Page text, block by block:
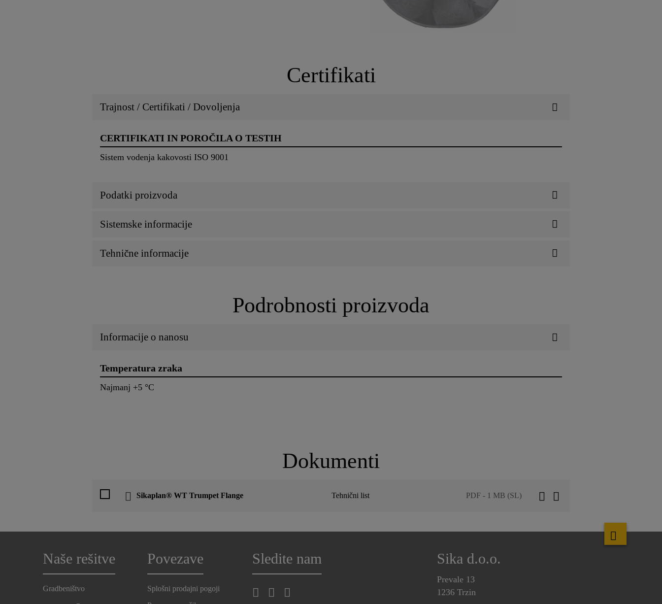
Certifikati
Trajnost / Certifikati / Dovoljenja
CERTIFIKATI IN POROČILA O TESTIH
Sistem vodenja kakovosti ISO 9001
Podatki proizvoda
Sistemske informacije
Tehnične informacije
Podrobnosti proizvoda
Informacije o nanosu
Temperatura zraka
Najmanj +5 °C
Dokumenti
Sikaplan® WT Trumpet Flange Tehnični list PDF - 1 MB (SL)
Naše rešitve
Gradbeništvo
Povezave
Splošni prodajni pogoji
Sledite nam Sika d.o.o.
Prevale 13
1236 Trzin